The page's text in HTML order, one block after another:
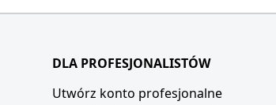
DLA PROFESJONALISTÓW
Utwórz konto profesjonalne